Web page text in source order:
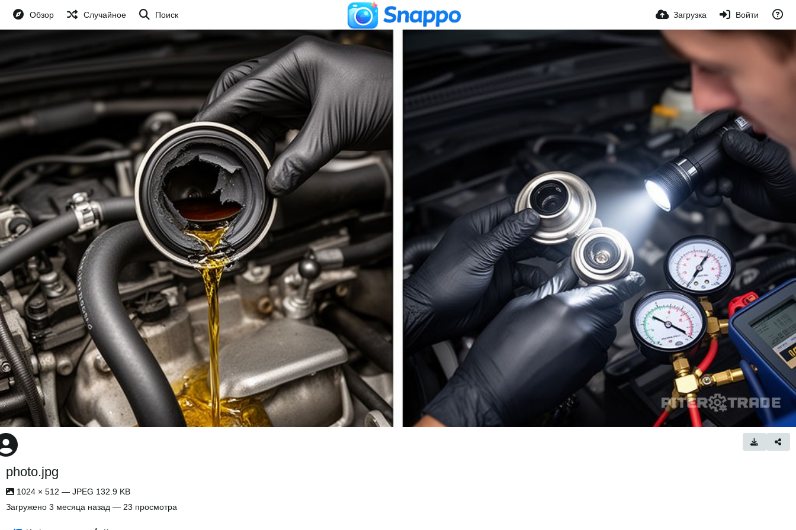
Обзор Случайное Поиск Загрузка Войти
photo.jpg
1024 × 512 — JPEG 132.9 KB
Загружено 3 месяца назад — 23 просмотра